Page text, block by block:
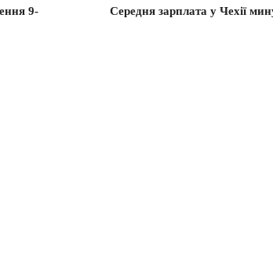
9-
Середня зарплата у Чехії